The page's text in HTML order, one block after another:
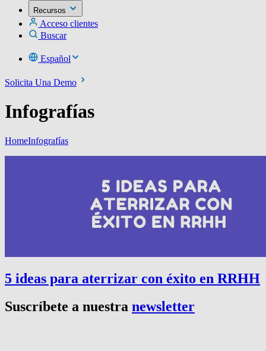
Recursos
Acceso clientes
Buscar
Español
Solicita Una Demo
Infografías
HomeInfografías
5 ideas para aterrizar con éxito en RRHH
Suscríbete a nuestra newsletter